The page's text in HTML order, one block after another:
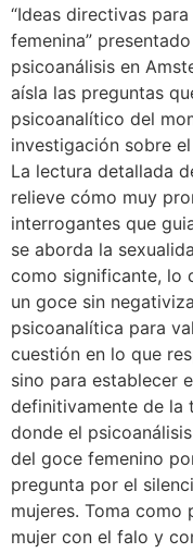
“Ideas directivas
femenina”
psicoanálisis en
aísla las preguntas
psicoanalítico del
investigación sobre
La lectura detallada
relieve cómo muy
interrogantes que
se aborda la
como significante, lo
un goce sin
psicoanalítica para
cuestión en lo que
sino para establecer
definitivamente de la
donde el
del goce femenino
pregunta por el
mujeres. Toma
mujer con el falo y